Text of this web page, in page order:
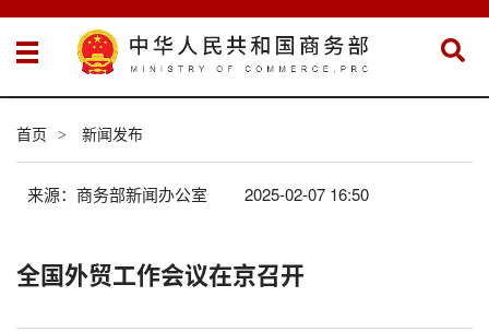
首页 > 新闻发布
来源：商务部新闻办公室 2025-02-07 16:50
全国外贸工作会议在京召开